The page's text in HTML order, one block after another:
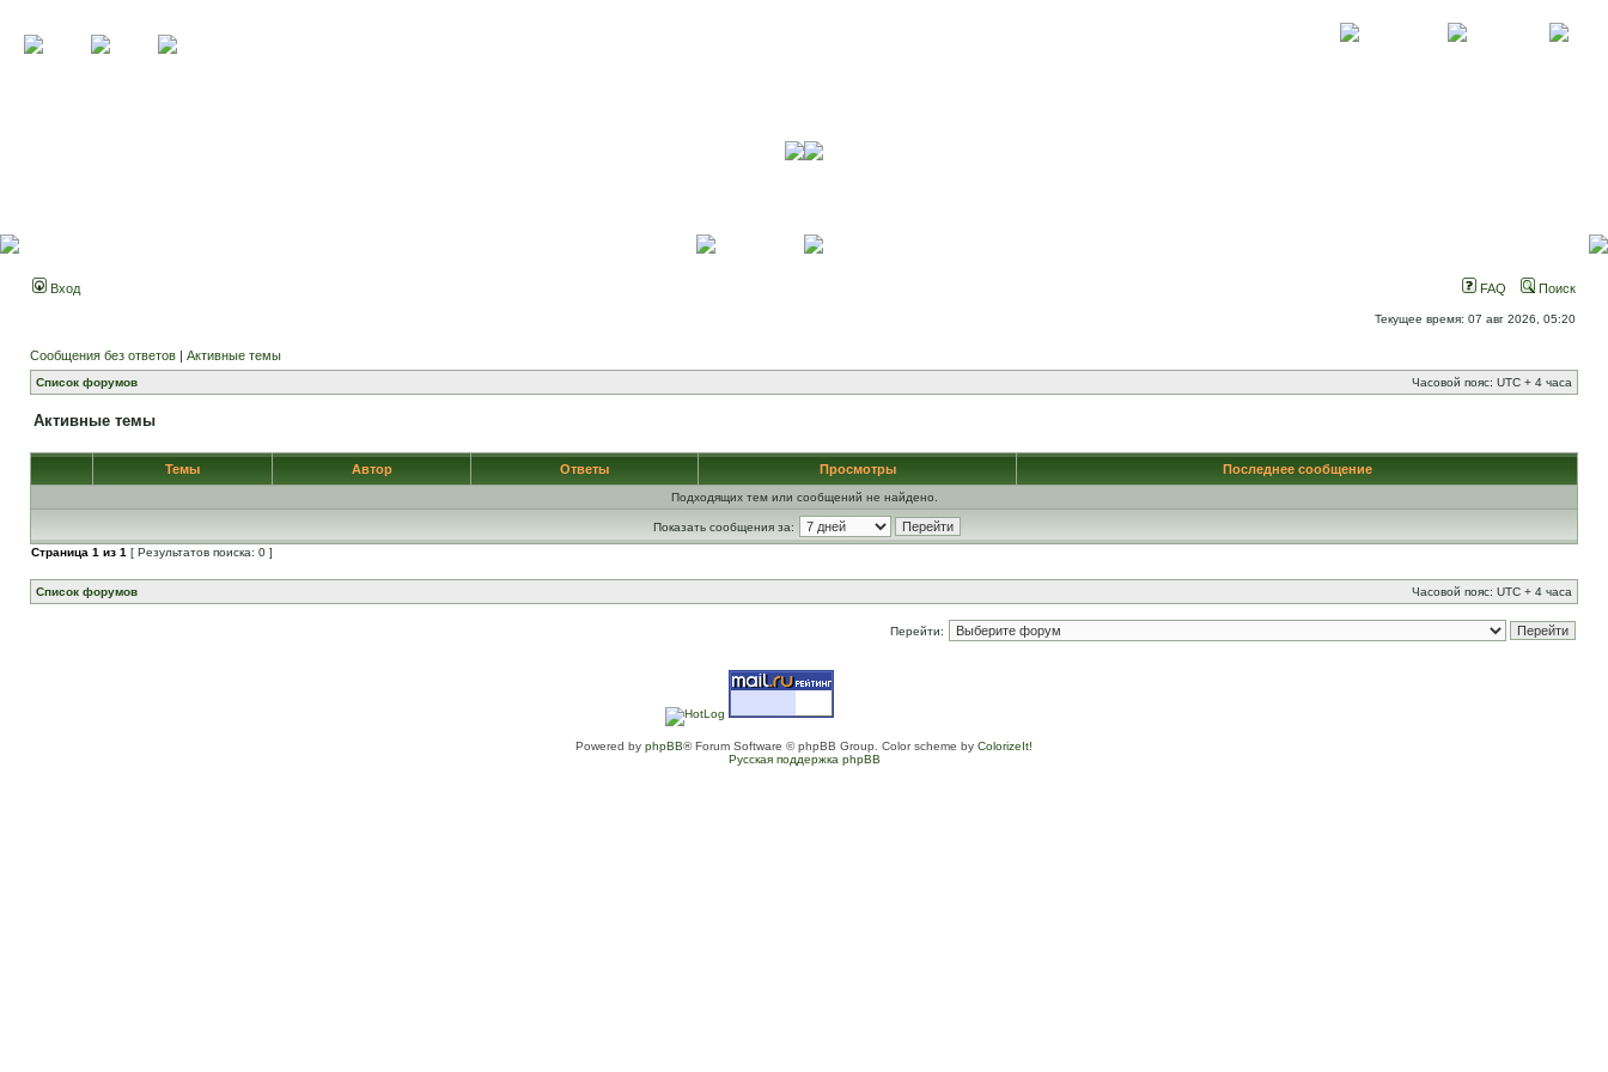
Вход FAQ Поиск
Текущее время: 07 авг 2026, 05:20
Сообщения без ответов | Активные темы
Список форумов Часовой пояс: UTC + 4 часа
Активные темы
Темы Автор Ответы Просмотры Последнее сообщение
Подходящих тем или сообщений не найдено.
Показать сообщения за:
Страница 1 из 1 [ Результатов поиска: 0 ]
Список форумов Часовой пояс: UTC + 4 часа
Перейти:
Powered by phpBB® Forum Software © phpBB Group. Color scheme by ColorizeIt!
Русская поддержка phpBB